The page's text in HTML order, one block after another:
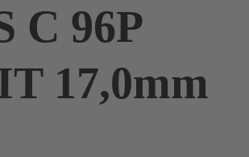
C 96P
17,0mm